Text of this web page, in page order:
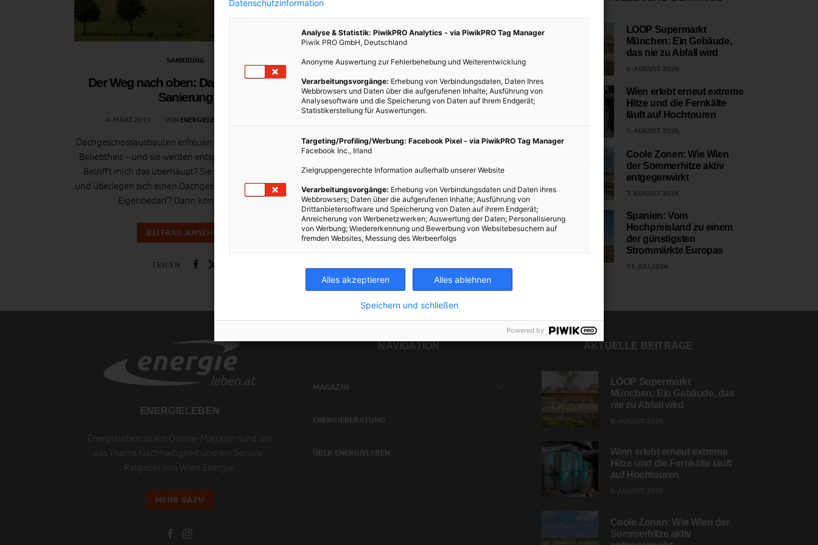
SANIERUNG
Der Weg nach oben: Dachgeschoss-
Sanierung
4. MÄRZ 2011 VON ENERGIELEBEN REDAKTION
Dachgeschossausbauten erfreuen sich immer größerer
Beliebtheit – und sie werden entsprechend gefördert.
Betrifft mich das überhaupt? Sie sind EigentümerIn
und überlegen sich einen Dachgeschossausbau für den
Eigenbedarf? Dann können Sie…
BEITRAG ANSEHEN
TEILEN
LOOP Supermarkt
München: Ein Gebäude,
das nie zu Abfall wird
6. AUGUST 2026
Wien erlebt erneut extreme
Hitze und die Fernkälte
läuft auf Hochtouren
5. AUGUST 2026
Coole Zonen: Wie Wien
der Sommerhitze aktiv
entgegenwirkt
3. AUGUST 2026
Spanien: Vom
Hochpreisland zu einem
der günstigsten
Strommärkte Europas
31. JULI 2026
ENERGIELEBEN
Energieleben ist ein Online-Magazin rund um
das Thema Nachhaltigkeit und ein Service-
Ratgeber von Wien Energie.
MEHR DAZU
NAVIGATION
MAGAZIN
ENERGIEBERATUNG
ÜBER ENERGIELEBEN
AKTUELLE BEITRÄGE
LOOP Supermarkt
München: Ein Gebäude, das
nie zu Abfall wird
Wien erlebt erneut extreme
Hitze und die Fernkälte läuft
auf Hochtouren
Coole Zonen: Wie Wien der
Sommerhitze aktiv
Datenschutzinformation
Analyse & Statistik: PiwikPRO Analytics - via PiwikPRO Tag Manager
Piwik PRO GmbH, Deutschland
Anonyme Auswertung zur Fehlerbehebung und Weiterentwicklung
Verarbeitungsvorgänge: Erhebung von Verbindungsdaten, Daten Ihres
Webbrowsers und Daten über die aufgerufenen Inhalte; Ausführung von
Analysesoftware und die Speicherung von Daten auf Ihrem Endgerät;
Statistikerstellung für Auswertungen.
Targeting/Profiling/Werbung: Facebook Pixel - via PiwikPRO Tag Manager
Facebook Inc., Irland
Zielgruppengerechte Information außerhalb unserer Website
Verarbeitungsvorgänge: Erhebung von Verbindungsdaten und Daten ihres
Webbrowsers; Daten über die aufgerufenen Inhalte; Ausführung von
Drittanbietersoftware und Speicherung von Daten auf ihrem Endgerät;
Anreicherung von Werbenetzwerken; Auswertung der Daten; Personalisierung
von Werbung; Wiedererkennung und Bewerbung von Websitebesuchern auf
fremden Websites, Messung des Werbeerfolgs
Alles akzeptieren Alles ablehnen
Speichern und schließen
Powered by